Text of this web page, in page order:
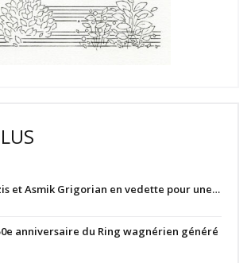
et Asmik Grigorian en vedette pour une…
anniversaire du Ring wagnérien généré